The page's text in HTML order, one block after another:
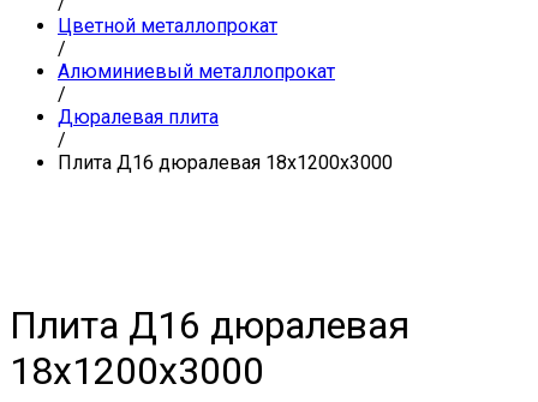
Цветной металлопрокат
/
Алюминиевый металлопрокат
/
Дюралевая плита
/
Плита Д16 дюралевая 18x1200x3000
Плита Д16 дюралевая
18x1200x3000